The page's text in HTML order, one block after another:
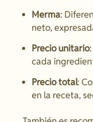
Merma:
neto,
Precio unitario
cada
Precio total:
en la receta,